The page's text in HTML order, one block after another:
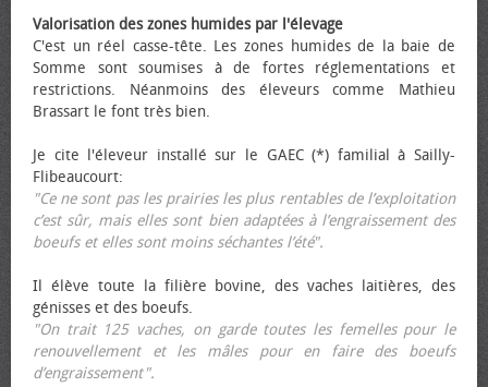
Valorisation des zones humides par l'élevage
C'est un réel casse-tête. Les zones humides de la baie de
Somme sont soumises à de fortes réglementations et
restrictions. Néanmoins des éleveurs comme Mathieu
Brassart le font très bien.
Je cite l'éleveur installé sur le GAEC (*) familial à Sailly-
Flibeaucourt:
"Ce ne sont pas les prairies les plus rentables de l’exploitation
c’est sûr, mais elles sont bien adaptées à l’engraissement des
bœufs et elles sont moins séchantes l’été".
Il élève toute la filière bovine, des vaches laitières, des
génisses et des bœufs.
"On trait 125 vaches, on garde toutes les femelles pour le
renouvellement et les mâles pour en faire des bœufs
d’engraissement".